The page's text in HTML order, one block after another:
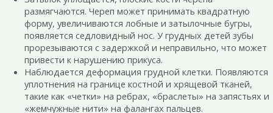
размягчаются. Череп может принимать квадратную
форму, увеличиваются лобные и затылочные бугры,
появляется седловидный нос. У грудных детей зубы
прорезываются с задержкой и неправильно, что может
привести к нарушению прикуса.
Наблюдается деформация грудной клетки. Появляются
уплотнения на границе костной и хрящевой тканей,
такие как «четки» на ребрах, «браслеты» на запястьях и
«жемчужные нити» на фалангах пальцев.